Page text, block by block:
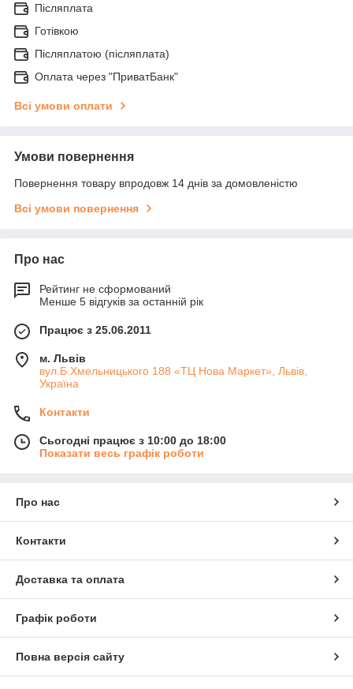
Післяплата
Готівкою
Післяплатою (післяплата)
Оплата через "ПриватБанк"
Всі умови оплати
Умови повернення
Повернення товару впродовж 14 днів за домовленістю
Всі умови повернення
Про нас
Рейтинг не сформований
Менше 5 відгуків за останній рік
Працює з 25.06.2011
м. Львів
вул.Б.Хмельницького 188 «ТЦ Нова Маркет», Львів,
Україна
Контакти
Сьогодні працює з 10:00 до 18:00
Показати весь графік роботи
Про нас
Контакти
Доставка та оплата
Графік роботи
Повна версія сайту